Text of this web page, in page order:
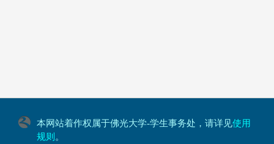
本网站着作权属于佛光大学-学生事务处，请详见使用
规则 。